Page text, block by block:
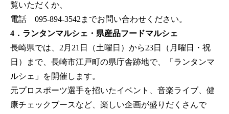
覧いただくか、
電話 095-894-3542までお問い合わせください。
4．ランタンマルシェ・県産品フードマルシェ
長崎県では、2月21日（土曜日）から23日（月曜日・祝
日）まで、長崎市江戸町の県庁舎跡地で、「ランタンマ
ルシェ」を開催します。
元プロスポーツ選手を招いたイベント、音楽ライブ、健
康チェックブースなど、楽しい企画が盛りだくさんで